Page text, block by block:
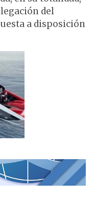
del
a disposición